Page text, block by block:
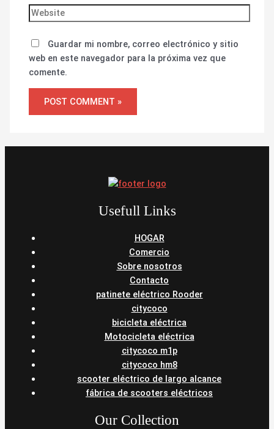
Guardar mi nombre, correo electrónico y sitio
web en este navegador para la próxima vez que
comente.
Usefull Links
HOGAR
Comercio
Sobre nosotros
Contacto
patinete eléctrico Rooder
citycoco
bicicleta eléctrica
Motocicleta eléctrica
citycoco m1p
citycoco hm8
scooter eléctrico de largo alcance
fábrica de scooters eléctricos
Our Collection